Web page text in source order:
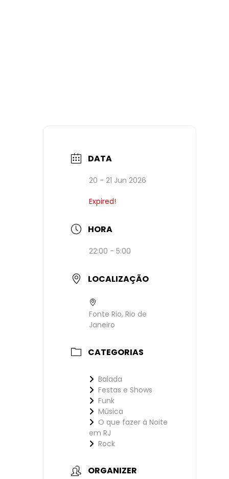
DATA
20 - 21 Jun 2026
Expired!
HORA
22:00 - 5:00
LOCALIZAÇÃO
Fonte Rio, Rio de
Janeiro
CATEGORIAS
Balada
Festas e Shows
Funk
Música
O que fazer à Noite
em RJ
Rock
ORGANIZER